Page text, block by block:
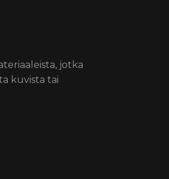
jotka
kuvista tai